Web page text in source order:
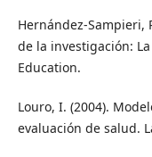
Hernández-Sampieri,
de la investigación:
Education.
Louro, I. (2004).
evaluación de salud.